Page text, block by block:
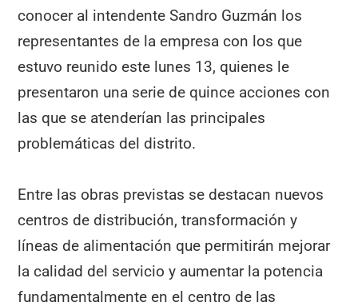
conocer al intendente Sandro Guzmán los
representantes de la empresa con los que
estuvo reunido este lunes 13, quienes le
presentaron una serie de quince acciones con
las que se atenderían las principales
problemáticas del distrito.
Entre las obras previstas se destacan nuevos
centros de distribución, transformación y
líneas de alimentación que permitirán mejorar
la calidad del servicio y aumentar la potencia
fundamentalmente en el centro de las